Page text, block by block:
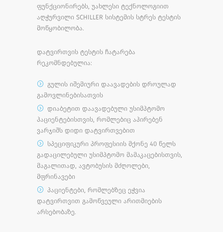
ფუნქციონირებს, უახლესი ტექნოლოგიით
აღჭურვილი SCHILLER სისტემის სტრეს ტესტის
მოწყობილობა.
დატვირთვის ტესტის ჩატარება
რეკომნდებულია:
გულის იშემიური დაავადების დროულად
გამოვლინებისათვის
დიაბეტით დაავადებული უსიმპტომო
პაციენტებისთვის, რომლებიც აპირებენ
ვარჯიშს დიდი დატვირთვებით
სპეციფიკური პროფესიის მქონე 40 წელს
გადაცილებული უსიმპტომო მამაკაცებისთვის,
მაგალითად, ავტობუსის მძღოლები,
მფრინავები
პაციენტები, რომლებზეც ეჭვია
დატვირთვით გამოწვეული არითმიების
არსებობაზე.